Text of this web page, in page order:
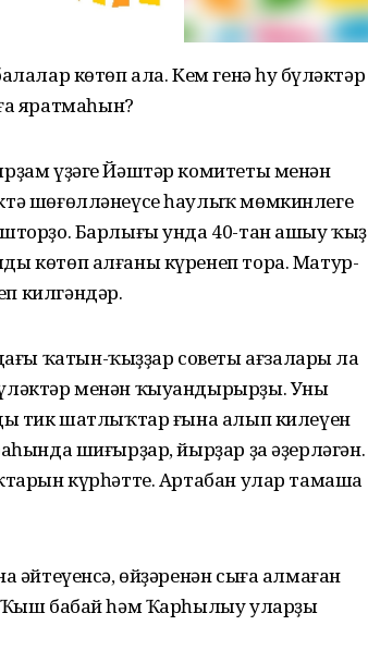
көтөп ала. Кем генә һуң бүләктәр
яратмаһын?
үҙәге Йәштәр комитеты менән
шөғөлләнеүсе һаулыҡ мөмкинлеге
Барлығы унда 40-тан ашыу ҡыҙ
көтөп алғаны күренеп тора. Матур-
килгәндәр.
ҡатын-ҡыҙҙар советы ағзалары ла
менән ҡыуандырырҙы. Уның
тик шатлыҡтар ғына алып килеүен
шиғырҙар, йырҙар ҙа әҙерләгән.
күрһәтте. Артабан улар тамаша
әйтеүенсә, өйҙәренән сыға алмаған
Ҡыш бабай һәм Ҡарһылыу уларҙы